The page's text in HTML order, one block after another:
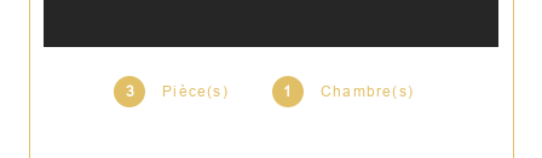
3 Pièce(s) 1 Chambre(s)
vivant, recherché par certains investisseurs
pour ses prix encore accessibles et ses